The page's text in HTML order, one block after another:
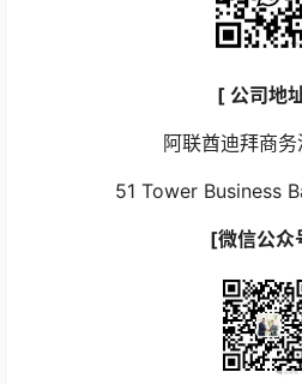
[ 公司地
阿联酋迪拜商
51 Tower Business
[微信公众